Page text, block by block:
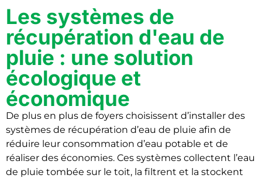
Les systèmes de
récupération d'eau de
pluie : une solution
écologique et
économique
De plus en plus de foyers choisissent d’installer des
systèmes de récupération d’eau de pluie afin de
réduire leur consommation d’eau potable et de
réaliser des économies. Ces systèmes collectent l’eau
de pluie tombée sur le toit, la filtrent et la stockent